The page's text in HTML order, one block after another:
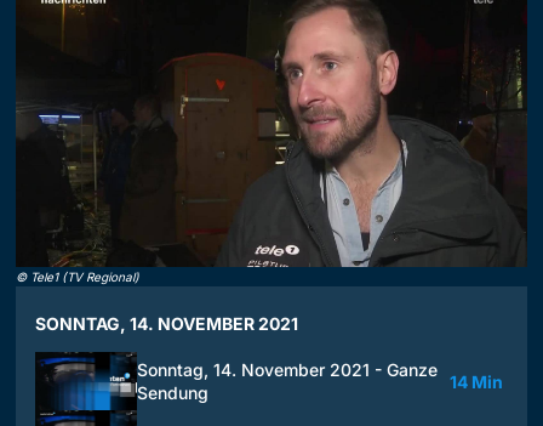
© Tele1 (TV Regional)
SONNTAG, 14. NOVEMBER 2021
Sonntag, 14. November 2021 - Ganze
Sendung
14 Min